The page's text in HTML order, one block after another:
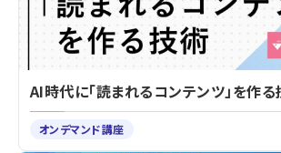
AI時代に「読まれるコンテンツ」を作
オンデマンド講座